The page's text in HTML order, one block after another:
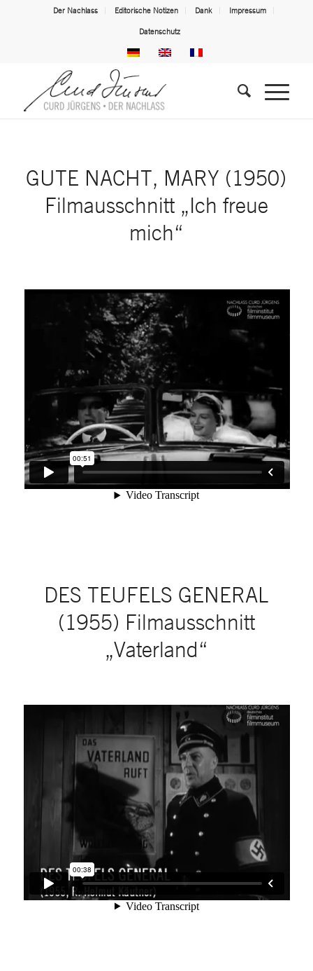
Der Nachlass Editorische Notizen Dank Impressum
Datenschutz
GUTE NACHT, MARY (1950)
Filmausschnitt „Ich freue
mich“
DES TEUFELS GENERAL
(1955) Filmausschnitt
„Vaterland“